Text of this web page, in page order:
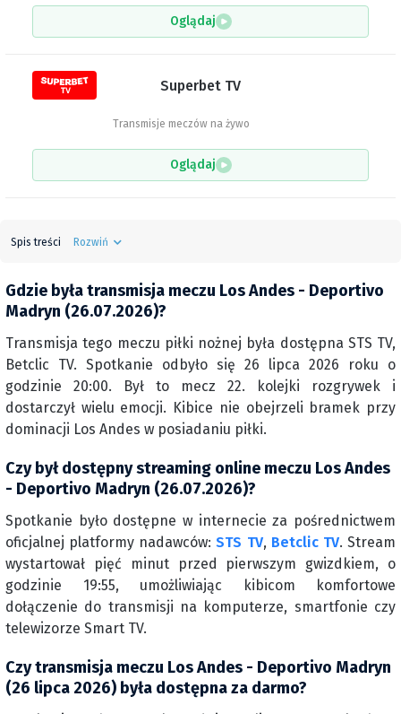
Oglądaj
Superbet TV
Transmisje meczów na żywo
Oglądaj
Spis treści Rozwiń
Gdzie była transmisja meczu Los Andes - Deportivo
Madryn (26.07.2026)?
Transmisja tego meczu piłki nożnej była dostępna STS TV,
Betclic TV. Spotkanie odbyło się 26 lipca 2026 roku o
godzinie 20:00. Był to mecz 22. kolejki rozgrywek i
dostarczył wielu emocji. Kibice nie obejrzeli bramek przy
dominacji Los Andes w posiadaniu piłki.
Czy był dostępny streaming online meczu Los Andes
- Deportivo Madryn (26.07.2026)?
Spotkanie było dostępne w internecie za pośrednictwem
oficjalnej platformy nadawców:STS TV, Betclic TV. Stream
wystartował pięć minut przed pierwszym gwizdkiem, o
godzinie 19:55, umożliwiając kibicom komfortowe
dołączenie do transmisji na komputerze, smartfonie czy
telewizorze Smart TV.
Czy transmisja meczu Los Andes - Deportivo Madryn
(26 lipca 2026) była dostępna za darmo?